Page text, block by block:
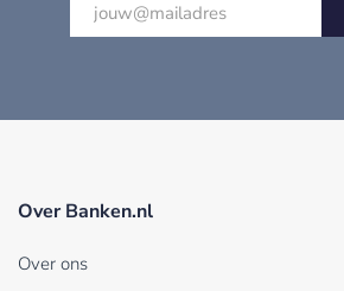
Over Banken.nl
Over ons